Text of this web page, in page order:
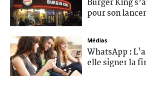
Burger King
pour son
Médias
WhatsApp :
elle signer la